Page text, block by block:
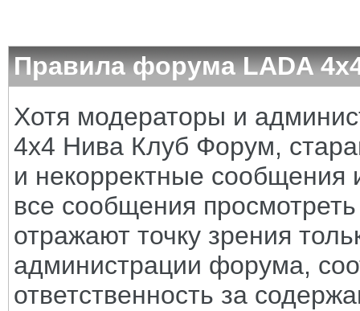
Правила форума LADA
Хотя модераторы и
4x4 Нива Клуб Форум,
и некорректные сообщения
все сообщения
отражают точку зрения
администрации форума,
ответственность за